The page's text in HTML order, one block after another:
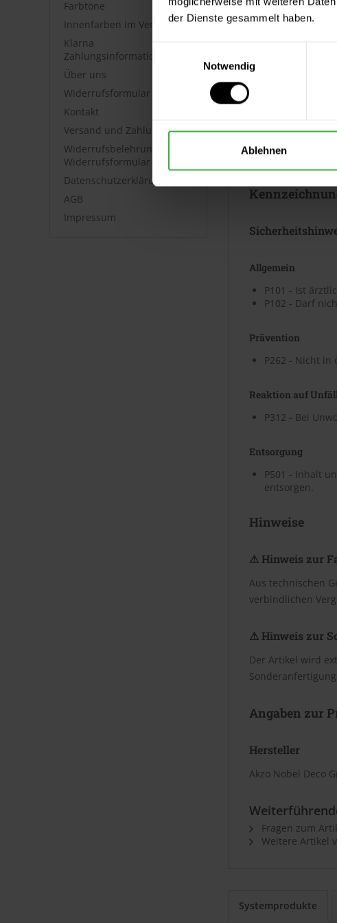
der Dienste gesammelt haben.
Notwendig
Ablehnen
Farbtöne
Innenfarben im Vergleich
Klarna
Zahlungsinformationen
Über uns
Widerrufsformular
Kontakt
Versand und Zahlung
Widerrufsbelehrung &
Widerrufsformular
Datenschutzerklärung
AGB
Impressum
Datenblätter &
Technische
⤓Technisches
Allgemein
P101 - Ist
P102 - Darf
Prävention
P262 - Nicht in
Reaktion auf
P312 - Bei
Entsorgung
P501 - Inhalt
entsorgen.
Hinweise
⚠ Hinweis zur
Aus technischen
verbindlichen
⚠ Hinweis zur
Der Artikel wird
Angaben zur
Hersteller
Akzo Nobel Deco
Fragen zum
Weitere Artikel
Systemprodukte